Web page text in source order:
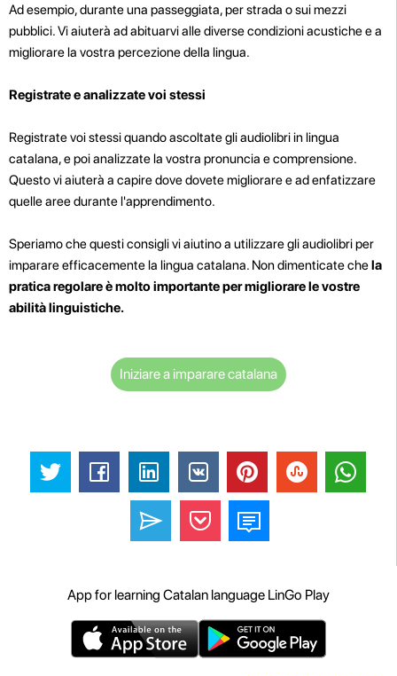
Ad esempio, durante una passeggiata, per strada o sui mezzi
pubblici. Vi aiuterà ad abituarvi alle diverse condizioni acustiche e a
migliorare la vostra percezione della lingua.
Registrate e analizzate voi stessi
Registrate voi stessi quando ascoltate gli audiolibri in lingua
catalana, e poi analizzate la vostra pronuncia e comprensione.
Questo vi aiuterà a capire dove dovete migliorare e ad enfatizzare
quelle aree durante l'apprendimento.
Speriamo che questi consigli vi aiutino a utilizzare gli audiolibri per
imparare efficacemente la lingua catalana. Non dimenticate chela
pratica regolare è molto importante per migliorare le vostre
abilità linguistiche.
Iniziare a imparare catalana
App for learning Catalan language LinGo Play